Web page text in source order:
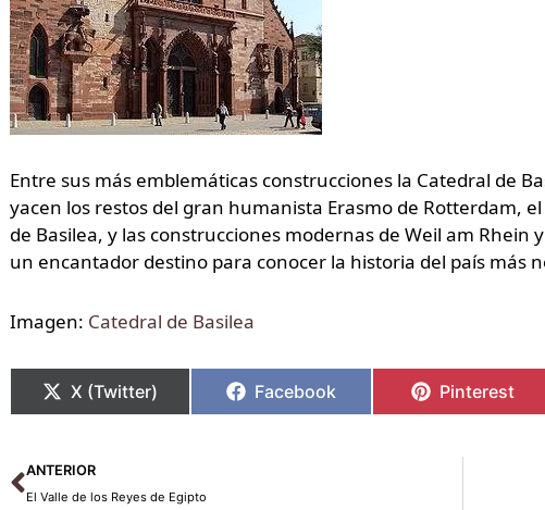
Entre sus más emblemáticas construcciones la Catedral de
yacen los restos del gran humanista Erasmo de Rotterdam,
de Basilea, y las construcciones modernas de Weil am Rhein
un encantador destino para conocer la historia del país más
Imagen: Catedral de Basilea
X (Twitter) Facebook Pinterest
Ant
ANTERIOR
El Valle de los Reyes de Egipto